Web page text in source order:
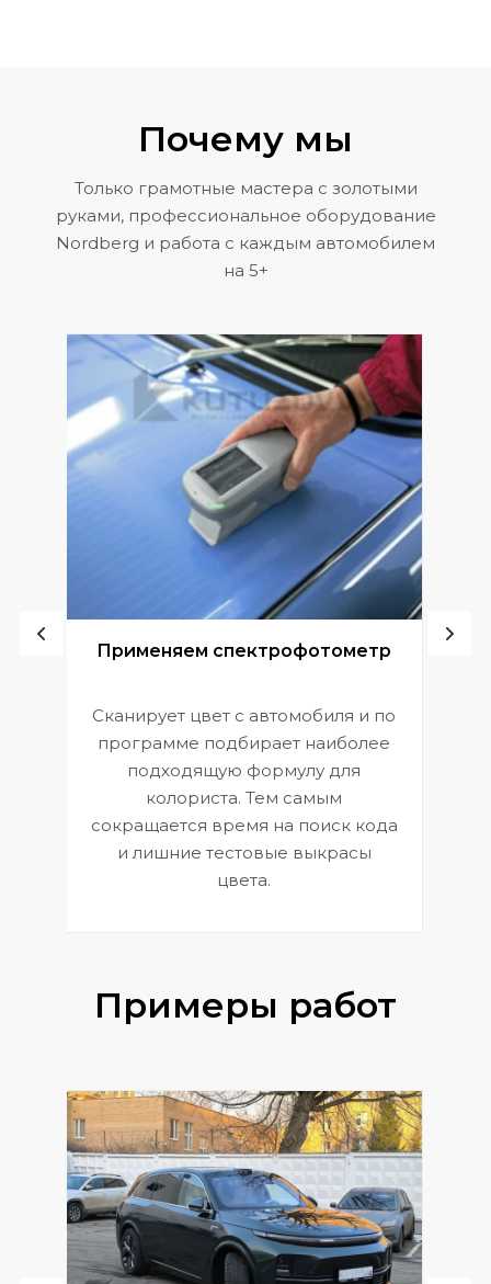
Почему мы
Только грамотные мастера с золотыми
руками, профессиональное оборудование
Nordberg и работа с каждым автомобилем
на 5+
Применяем спектрофотометр
Сканирует цвет с автомобиля и по
программе подбирает наиболее
подходящую формулу для
колориста. Тем самым
сокращается время на поиск кода
и лишние тестовые выкрасы
цвета.
Примеры работ